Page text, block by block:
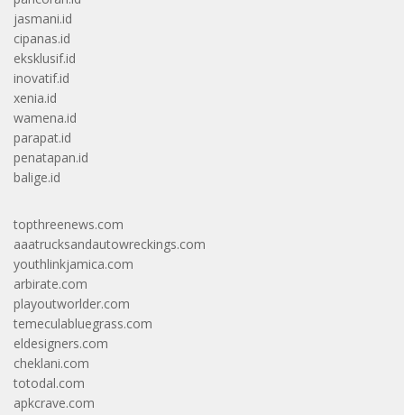
jasmani.id
cipanas.id
eksklusif.id
inovatif.id
xenia.id
wamena.id
parapat.id
penatapan.id
balige.id
topthreenews.com
aaatrucksandautowreckings.com
youthlinkjamica.com
arbirate.com
playoutworlder.com
temeculabluegrass.com
eldesigners.com
cheklani.com
totodal.com
apkcrave.com